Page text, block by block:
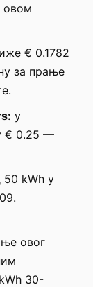
овом
€ 0.1782
за прање
у
€ 0.25 —
kWh у
овог
30-